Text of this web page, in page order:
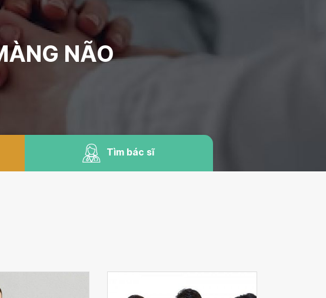
NÃO
Tìm bác sĩ